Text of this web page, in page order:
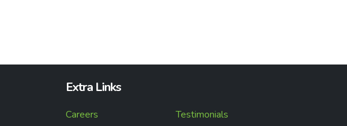
Extra Links
Careers Testimonials